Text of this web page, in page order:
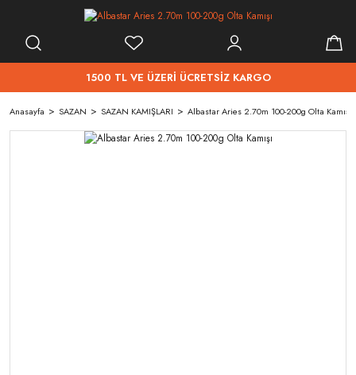
1500 TL VE ÜZERİ ÜCRETSİZ KARGO
Anasayfa SAZAN SAZAN KAMIŞLARI Albastar Aries 2.70m 100-200g Olta Kamışı